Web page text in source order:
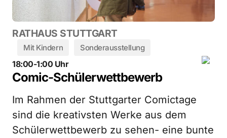
RATHAUS STUTTGART
Mit Kindern Sonderausstellung
18:00-1:00 Uhr
Comic-Schülerwettbewerb
Im Rahmen der Stuttgarter Comictage
sind die kreativsten Werke aus dem
Schülerwettbewerb zu sehen- eine bunte